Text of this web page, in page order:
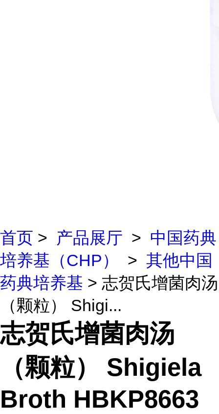
首页 > 产品展厅 > 中国药典
培养基（CHP）
> 其他中国
药典培养基 > 志贺氏增菌肉汤
（颗粒） Shigi...
志贺氏增菌肉汤
（颗粒） Shigiela
Broth HBKP8663